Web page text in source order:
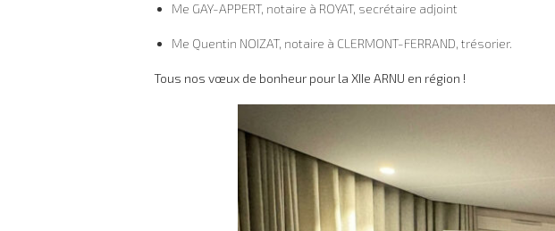
Me GAY-APPERT, notaire à ROYAT, secrétaire adjoint
Me Quentin NOIZAT, notaire à CLERMONT-FERRAND, trésorier.
Tous nos vœux de bonheur pour la XIIe ARNU en région !